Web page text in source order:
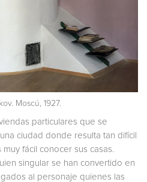
Moscú, 1927.
particulares que se
ciudad donde resulta tan difícil
fácil conocer sus casas.
singular se han convertido en
al personaje quienes las